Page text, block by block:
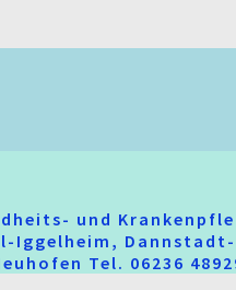
und
Iggelheim,
Tel. 06236